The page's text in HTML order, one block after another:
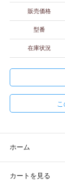
販売価格
型番
在庫状況
ホーム
カートを見る